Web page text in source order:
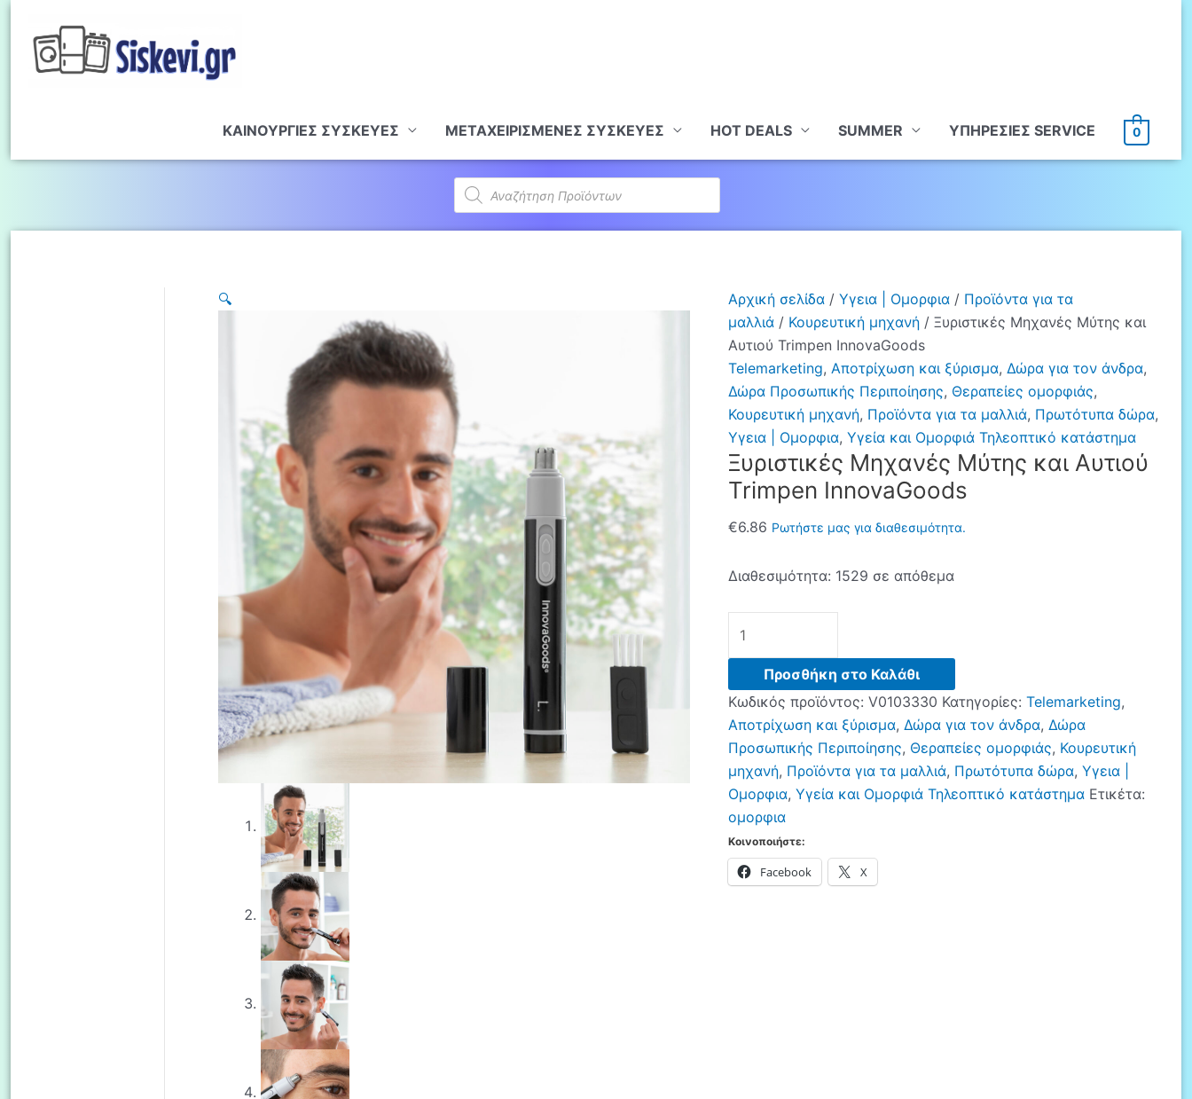
ΚΑΙΝΟΥΡΓΙΕΣ ΣΥΣΚΕΥΕΣ ΜΕΤΑΧΕΙΡΙΣΜΕΝΕΣ ΣΥΣΚΕΥΕΣ HOT DEALS SUMMER ΥΠHΡΕΣΙΕΣ SERVICE 0
Products
search
🔍 Αρχική σελίδα/ Υγεια | Ομορφια/ Προϊόντα για τα
μαλλιά/ Κουρευτική μηχανή/ Ξυριστικές Μηχανές Μύτης και
Αυτιού Trimpen InnovaGoods
Telemarketing, Αποτρίχωση και ξύρισμα, Δώρα για τον άνδρα,
Δώρα Προσωπικής Περιποίησης, Θεραπείες ομορφιάς,
Κουρευτική μηχανή, Προϊόντα για τα μαλλιά, Πρωτότυπα δώρα,
Υγεια | Ομορφια, Υγεία και Ομορφιά Τηλεοπτικό κατάστημα
Ξυριστικές Μηχανές Μύτης και Αυτιού
Trimpen InnovaGoods
€6.86 Ρωτήστε μας για διαθεσιμότητα.
Διαθεσιμότητα: 1529 σε απόθεμα
Μηχανές
Μύτης
και
Αυτιού
Trimpen
InnovaGoods
ποσότητα
Προσθήκη στο Καλάθι
Κωδικός προϊόντος: V0103330 Κατηγορίες: Telemarketing,
Αποτρίχωση και ξύρισμα, Δώρα για τον άνδρα, Δώρα
Προσωπικής Περιποίησης, Θεραπείες ομορφιάς, Κουρευτική
μηχανή, Προϊόντα για τα μαλλιά, Πρωτότυπα δώρα, Υγεια |
Ομορφια, Υγεία και Ομορφιά Τηλεοπτικό κατάστημα Ετικέτα:
ομορφια
Κοινοποιήστε:
Facebook X